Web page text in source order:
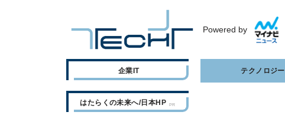
Powered by
企業IT テクノロジー
はたらくの未来へ/日本HP